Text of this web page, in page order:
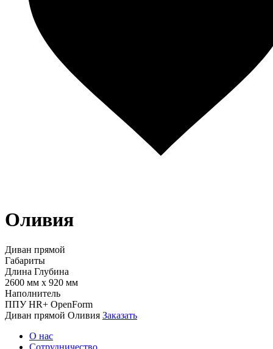
Оливия
Диван прямой
Габариты
Длина Глубина
2600 мм x 920 мм
Наполнитель
ППУ HR+ OpenForm
Диван прямой Оливия Заказать
О нас
Сотрудничество